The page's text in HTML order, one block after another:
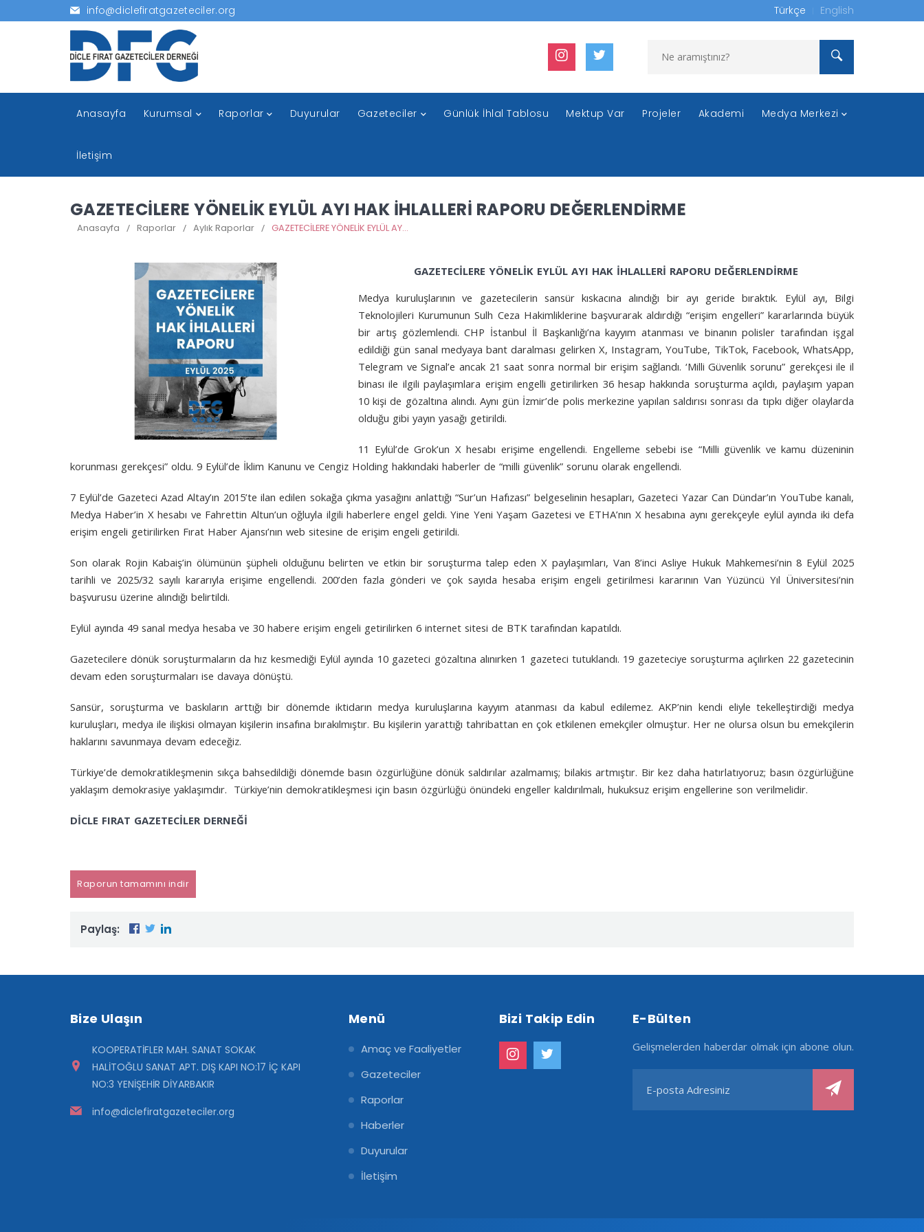
info@diclefiratgazeteciler.org Türkçe English
Anasayfa Kurumsal Raporlar Duyurular Gazeteciler Günlük İhlal Tablosu Mektup Var Projeler Akademi Medya Merkezi
İletişim
GAZETECİLERE YÖNELİK EYLÜL AYI HAK İHLALLERİ RAPORU DEĞERLENDİRME
Anasayfa / Raporlar / Aylık Raporlar / GAZETECİLERE YÖNELİK EYLÜL AYI HAK İHLALLERİ RAPORU DEĞERLENDİRME
GAZETECİLERE YÖNELİK EYLÜL AYI HAK İHLALLERİ RAPORU DEĞERLENDİRME
Medya kuruluşlarının ve gazetecilerin sansür kıskacına alındığı bir ayı geride bıraktık. Eylül ayı, Bilgi
Teknolojileri Kurumunun Sulh Ceza Hakimliklerine başvurarak aldırdığı “erişim engelleri” kararlarında büyük
bir artış gözlemlendi. CHP İstanbul İl Başkanlığı’na kayyım atanması ve binanın polisler tarafından işgal
edildiği gün sanal medyaya bant daralması gelirken X, Instagram, YouTube, TikTok, Facebook, WhatsApp,
Telegram ve Signal’e ancak 21 saat sonra normal bir erişim sağlandı. ‘Milli Güvenlik sorunu” gerekçesi ile il
binası ile ilgili paylaşımlara erişim engelli getirilirken 36 hesap hakkında soruşturma açıldı, paylaşım yapan
10 kişi de gözaltına alındı. Aynı gün İzmir’de polis merkezine yapılan saldırısı sonrası da tıpkı diğer olaylarda
olduğu gibi yayın yasağı getirildi.
11 Eylül’de Grok’un X hesabı erişime engellendi. Engelleme sebebi ise “Milli güvenlik ve kamu düzeninin
korunması gerekçesi” oldu. 9 Eylül’de İklim Kanunu ve Cengiz Holding hakkındaki haberler de “milli güvenlik” sorunu olarak engellendi.
7 Eylül’de Gazeteci Azad Altay’ın 2015’te ilan edilen sokağa çıkma yasağını anlattığı “Sur’un Hafızası” belgeselinin hesapları, Gazeteci Yazar Can Dündar’ın YouTube kanalı,
Medya Haber’in X hesabı ve Fahrettin Altun’un oğluyla ilgili haberlere engel geldi. Yine Yeni Yaşam Gazetesi ve ETHA’nın X hesabına aynı gerekçeyle eylül ayında iki defa
erişim engeli getirilirken Fırat Haber Ajansı’nın web sitesine de erişim engeli getirildi.
Son olarak Rojin Kabaiş’in ölümünün şüpheli olduğunu belirten ve etkin bir soruşturma talep eden X paylaşımları, Van 8’inci Asliye Hukuk Mahkemesi’nin 8 Eylül 2025
tarihli ve 2025/32 sayılı kararıyla erişime engellendi. 200’den fazla gönderi ve çok sayıda hesaba erişim engeli getirilmesi kararının Van Yüzüncü Yıl Üniversitesi’nin
başvurusu üzerine alındığı belirtildi.
Eylül ayında 49 sanal medya hesaba ve 30 habere erişim engeli getirilirken 6 internet sitesi de BTK tarafından kapatıldı.
Gazetecilere dönük soruşturmaların da hız kesmediği Eylül ayında 10 gazeteci gözaltına alınırken 1 gazeteci tutuklandı. 19 gazeteciye soruşturma açılırken 22 gazetecinin
devam eden soruşturmaları ise davaya dönüştü.
Sansür, soruşturma ve baskıların arttığı bir dönemde iktidarın medya kuruluşlarına kayyım atanması da kabul edilemez. AKP’nin kendi eliyle tekelleştirdiği medya
kuruluşları, medya ile ilişkisi olmayan kişilerin insafına bırakılmıştır. Bu kişilerin yarattığı tahribattan en çok etkilenen emekçiler olmuştur. Her ne olursa olsun bu emekçilerin
haklarını savunmaya devam edeceğiz.
Türkiye’de demokratikleşmenin sıkça bahsedildiği dönemde basın özgürlüğüne dönük saldırılar azalmamış; bilakis artmıştır. Bir kez daha hatırlatıyoruz; basın özgürlüğüne
yaklaşım demokrasiye yaklaşımdır. Türkiye’nin demokratikleşmesi için basın özgürlüğü önündeki engeller kaldırılmalı, hukuksuz erişim engellerine son verilmelidir.
DİCLE FIRAT GAZETECİLER DERNEĞİ
Raporun tamamını indir
Paylaş:
Bize Ulaşın
KOOPERATİFLER MAH. SANAT SOKAK
HALİTOĞLU SANAT APT. DIŞ KAPI NO:17 İÇ KAPI
NO:3 YENİŞEHİR DİYARBAKIR
info@diclefiratgazeteciler.org
Menü
Amaç ve Faaliyetler
Gazeteciler
Raporlar
Haberler
Duyurular
İletişim
Bizi Takip Edin E-Bülten
Gelişmelerden haberdar olmak için abone olun.